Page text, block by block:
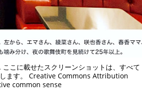
こに載せたスクリーンショットは、すべて
します。 Creative Commons Attribution
common sense